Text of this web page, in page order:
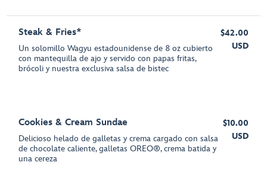
Steak & Fries*
Un solomillo Wagyu estadounidense de 8 oz cubierto
con mantequilla de ajo y servido con papas fritas,
brócoli y nuestra exclusiva salsa de bistec
$42.00
USD
Cookies & Cream Sundae
Delicioso helado de galletas y crema cargado con salsa
de chocolate caliente, galletas OREO®, crema batida y
una cereza
$10.00
USD